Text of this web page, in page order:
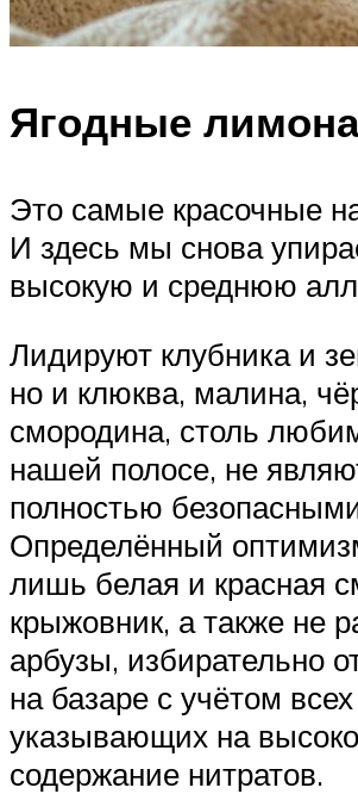
Ягодные
Это самые красочные
И здесь мы снова
высокую и среднюю
Лидируют клубника и
но и клюква, малина,
смородина, столь
нашей полосе, не
полностью
Определённый
лишь белая и красная
крыжовник, а также не
арбузы, избирательно
на базаре с учётом
указывающих на
содержание нитратов.